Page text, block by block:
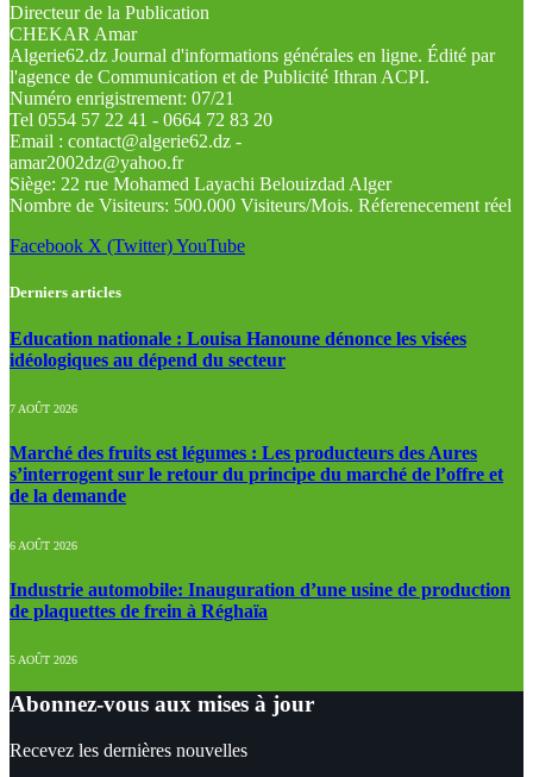
Directeur de la Publication
CHEKAR Amar
Algerie62.dz Journal d'informations générales en ligne. Édité par
l'agence de Communication et de Publicité Ithran ACPI.
Numéro enrigistrement: 07/21
Tel 0554 57 22 41 - 0664 72 83 20
Email : contact@algerie62.dz -
amar2002dz@yahoo.fr
Siège: 22 rue Mohamed Layachi Belouizdad Alger
Nombre de Visiteurs: 500.000 Visiteurs/Mois. Réferenecement réel
Facebook X (Twitter)YouTube
Derniers articles
Education nationale : Louisa Hanoune dénonce les visées
idéologiques au dépend du secteur
7 AOÛT 2026
Marché des fruits est légumes : Les producteurs des Aures
s’interrogent sur le retour du principe du marché de l’offre et
de la demande
6 AOÛT 2026
Industrie automobile: Inauguration d’une usine de production
de plaquettes de frein à Réghaïa
5 AOÛT 2026
Abonnez-vous aux mises à jour
Recevez les dernières nouvelles